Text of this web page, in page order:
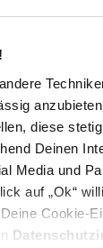
diese
Deinen
Media und
auf „Ok“
Cookie-
auf Social Media!
Form der